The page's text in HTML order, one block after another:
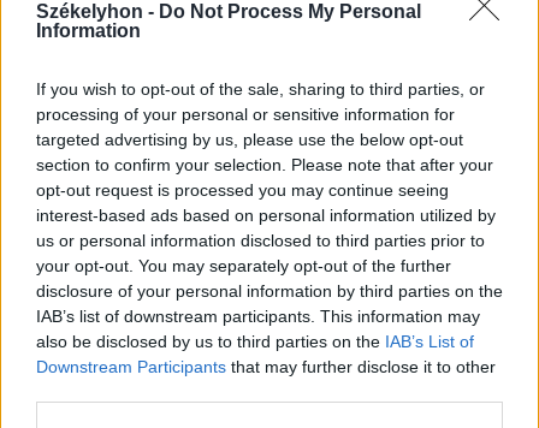
Székelyhon - Do Not Process My Personal
Information
If you wish to opt-out of the sale, sharing to third parties, or
processing of your personal or sensitive information for
targeted advertising by us, please use the below opt-out
section to confirm your selection. Please note that after your
opt-out request is processed you may continue seeing
interest-based ads based on personal information utilized by
us or personal information disclosed to third parties prior to
your opt-out. You may separately opt-out of the further
disclosure of your personal information by third parties on the
IAB’s list of downstream participants. This information may
also be disclosed by us to third parties on the IAB’s List of
Downstream Participants that may further disclose it to other
2026. augusztus 06., csütörtök
Elvégezték az első
robotasszisztált urológiai műtétet
Csíkszeredában